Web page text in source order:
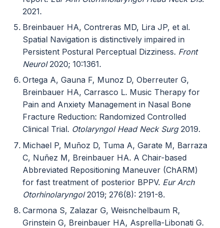
2021.
Breinbauer HA, Contreras MD, Lira JP, et al.
Spatial Navigation is distinctively impaired in
Persistent Postural Perceptual Dizziness. Front
Neurol2020; 10:1361.
Ortega A, Gauna F, Munoz D, Oberreuter G,
Breinbauer HA, Carrasco L. Music Therapy for
Pain and Anxiety Management in Nasal Bone
Fracture Reduction: Randomized Controlled
Clinical Trial. Otolaryngol Head Neck Surg2019.
Michael P, Muñoz D, Tuma A, Garate M, Barraza
C, Nuñez M, Breinbauer HA. A Chair-based
Abbreviated Repositioning Maneuver (ChARM)
for fast treatment of posterior BPPV. Eur Arch
Otorhinolaryngol2019; 276(8): 2191-8.
Carmona S, Zalazar G, Weisnchelbaum R,
Grinstein G, Breinbauer HA, Asprella-Libonati G.